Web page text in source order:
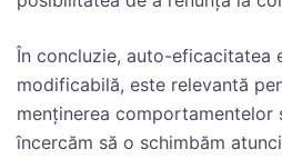
În concluzie, auto-eficacitatea
modificabilă, este relevantă
menținerea comportamentelor
încercăm să o schimbăm